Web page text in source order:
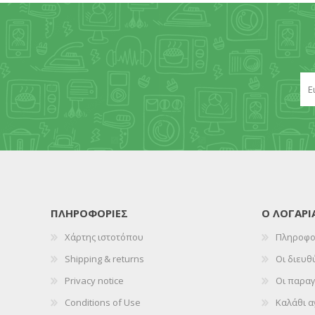
ΠΛΗΡΟΦΟΡΊΕΣ
Χάρτης ιστοτόπου
Shipping & returns
Privacy notice
Conditions of Use
Ο
Οι
Οι
Καλάθι